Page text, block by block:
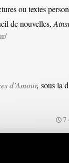
ou textes
de nouvelles,
d’Amour, sous la
7